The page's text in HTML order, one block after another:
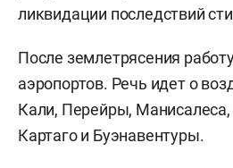
ликвидации последствий
После землетрясения
аэропортов. Речь идет о
Кали, Перейры,
Картаго и Буэнавентуры.